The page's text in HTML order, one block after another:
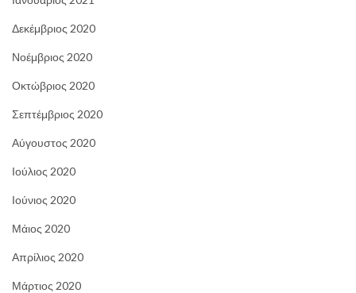
Δεκέμβριος 2020
Νοέμβριος 2020
Οκτώβριος 2020
Σεπτέμβριος 2020
Αύγουστος 2020
Ιούλιος 2020
Ιούνιος 2020
Μάιος 2020
Απρίλιος 2020
Μάρτιος 2020